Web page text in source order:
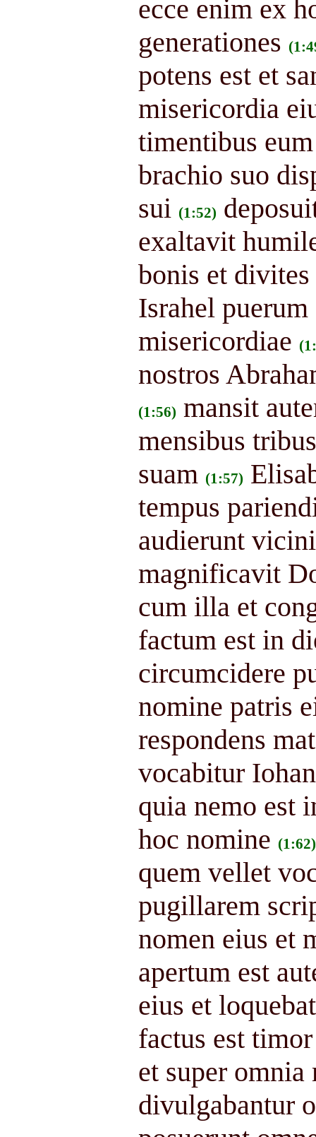
ecce enim ex
generationes
potens est et
misericordia
timentibus eum
brachio suo
sui (1:52)
exaltavit
bonis et
Israhel
misericordiae
nostros
(1:56) mansit
mensibus
suam (1:57)
tempus
audierunt
magnificavit
cum illa et
factum est in
circumcidere
nomine patris
respondens
vocabitur
quia nemo est
hoc nomine (1:62)
quem vellet
pugillarem
nomen eius et
apertum est
eius et
factus est
et super omnia
divulgabantur